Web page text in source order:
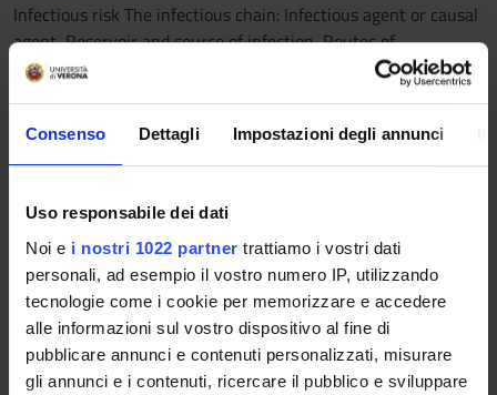
Consenso Dettagli Impostazioni degli annunci
Uso responsabile dei dati
Noi e i nostri 1022 partner trattiamo i vostri dati
personali, ad esempio il vostro numero IP, utilizzando
tecnologie come i cookie per memorizzare e accedere
alle informazioni sul vostro dispositivo al fine di
pubblicare annunci e contenuti personalizzati, misurare
gli annunci e i contenuti, ricercare il pubblico e sviluppare
Infectious risk The infectious chain: Infectious agent or causal
agent, Reservoir and source of infection, Routes of
elimination, Modes of transmission and routes of penetration,
Susceptibility of the host Standard prevention measures Hand
hygiene: a crucial action for the prevention of infections
Barrier systems Hand protection: gloves Eye and face
protection Airway protection Body protection: protective
gown Respiratory hygiene measures - cough "etiquette"
Management of medical waste Sanitization and disinfection of
surfaces Prevention and control measures based on the mode
of transmission Notes on contact measures, droplet
transmission, airborne transmission Movement limitations
and movement deficits: grips, positioning and ergonomic
principles